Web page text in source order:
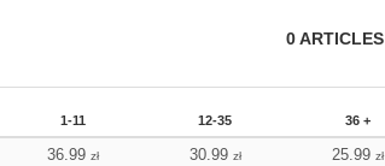
0ARTICLES
1-11 12-35 36 +
36.99 zł 30.99 zł 25.99 zł